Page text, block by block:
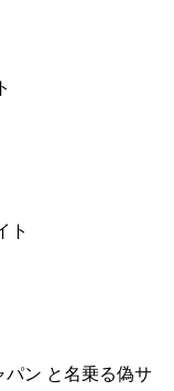
ト
ン と名乗る偽サ